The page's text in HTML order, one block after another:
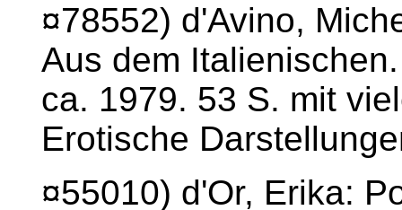
¤78552) d'Avino,
Aus dem
ca. 1979. 53 S. mit
Erotische
¤55010) d'Or, Erika: